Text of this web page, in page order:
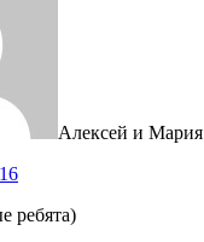
Алексей и Мария
ребята)